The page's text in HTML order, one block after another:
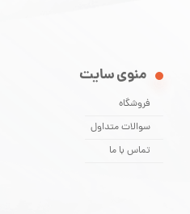
منوی سایت
فروشگاه
سوالات متداول
تماس با ما